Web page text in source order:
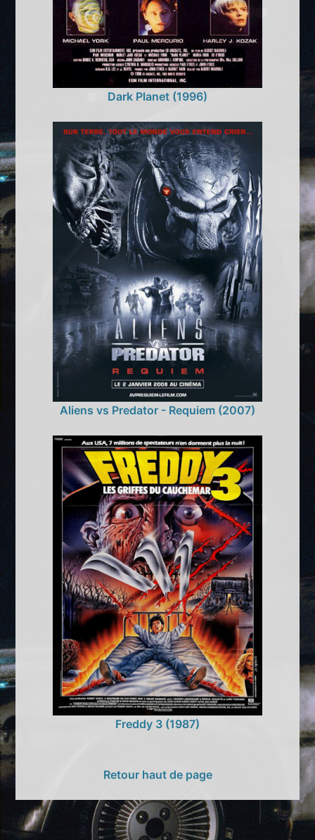
Dark Planet (1996)
Aliens vs Predator - Requiem (2007)
Freddy 3 (1987)
Retour haut de page